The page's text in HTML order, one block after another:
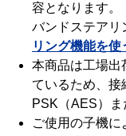
容となります。
バンドステアリ
リング機能を使
本商品は工場出
ているため、接
PSK（AES）ま
ご使用の子機